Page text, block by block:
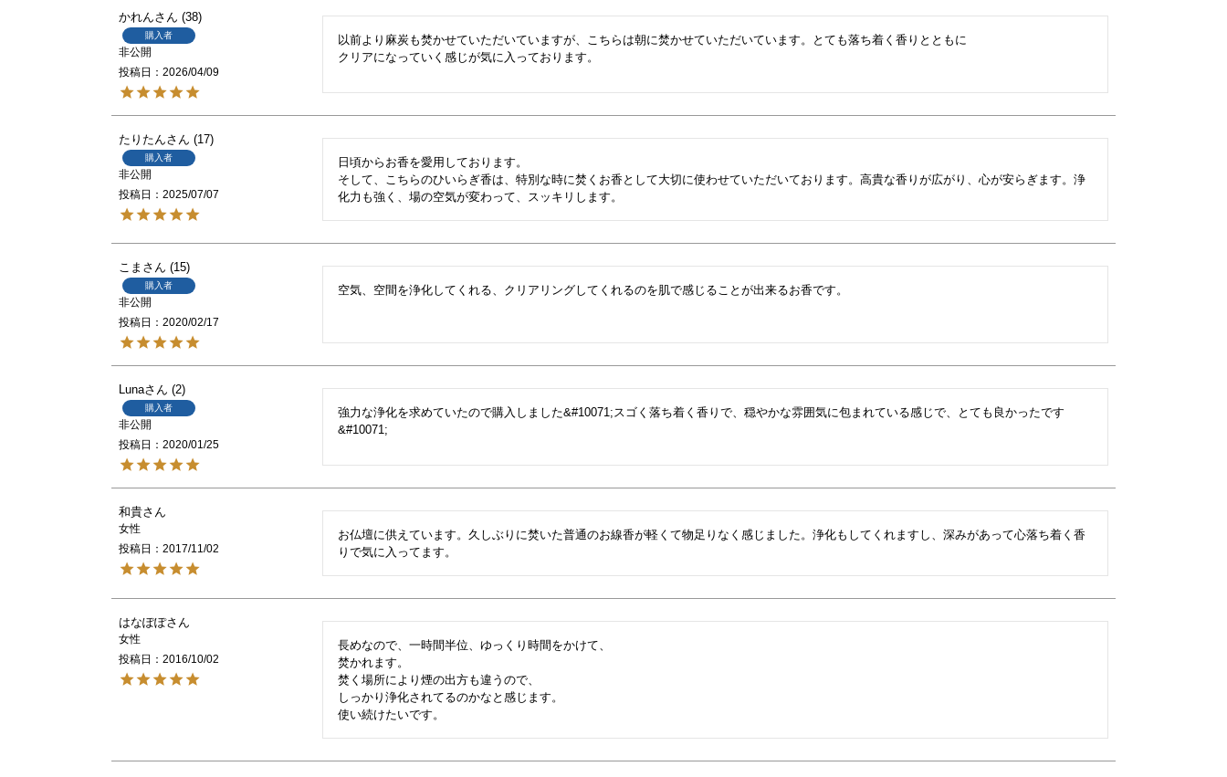
かれん 38
購入者
非公開
投稿日
2026/04/09
以前より麻炭も焚かせていただいていますが、こちらは朝に焚かせていただいています。とても落ち着く香りとともに
クリアになっていく感じが気に入っております。
たりたん 17
購入者
非公開
投稿日
2025/07/07
日頃からお香を愛用しております。
そして、こちらのひいらぎ香は、特別な時に焚くお香として大切に使わせていただいております。高貴な香りが広がり、心が安らぎます。浄
化力も強く、場の空気が変わって、スッキリします。
こま 15
購入者
非公開
投稿日
2020/02/17
空気、空間を浄化してくれる、クリアリングしてくれるのを肌で感じることが出来るお香です。
Luna 2
購入者
非公開
投稿日
2020/01/25
強力な浄化を求めていたので購入しました&#10071;スゴく落ち着く香りで、穏やかな雰囲気に包まれている感じで、とても良かったです
&#10071;
和貴
女性
投稿日
2017/11/02
お仏壇に供えています。久しぶりに焚いた普通のお線香が軽くて物足りなく感じました。浄化もしてくれますし、深みがあって心落ち着く香
はなぽぽ
女性
投稿日
2016/10/02
長めなので、一時間半位、ゆっくり時間をかけて、
焚かれます。
焚く場所により煙の出方も違うので、
しっかり浄化されてるのかなと感じます。